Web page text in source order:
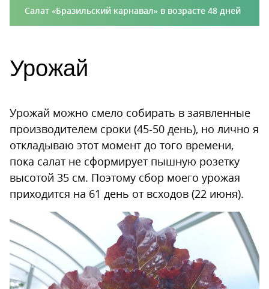
Салат «Бразильский карнавал» в возрасте 48 дней
Урожай
Урожай можно смело собирать в заявленные
производителем сроки (45-50 день), но лично я
откладываю этот момент до того времени,
пока салат не сформирует пышную розетку
высотой 35 см. Поэтому сбор моего урожая
приходится на 61 день от всходов (22 июня).